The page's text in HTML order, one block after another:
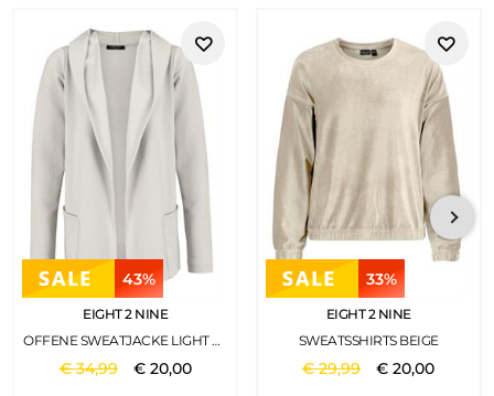
43%
EIGHT 2 NINE
OFFENE SWEATJACKE LIGHT SAND
€34,99 € 20,00
33%
EIGHT 2 NINE
SWEATSSHIRTS BEIGE
€29,99 €20,00